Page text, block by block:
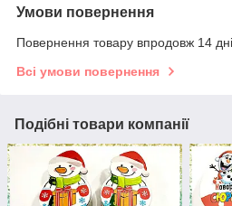
Умови повернення
Повернення товару впродовж 14
Всі умови повернення
Подібні товари компанії